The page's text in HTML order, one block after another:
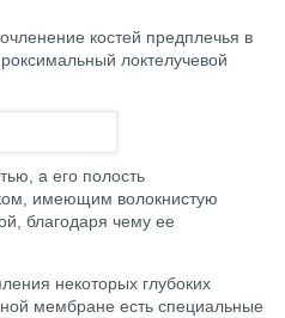
костей предплечья в
локтелучевой
а его полость
имеющим волокнистую
благодаря чему ее
некоторых глубоких
мембране есть специальные